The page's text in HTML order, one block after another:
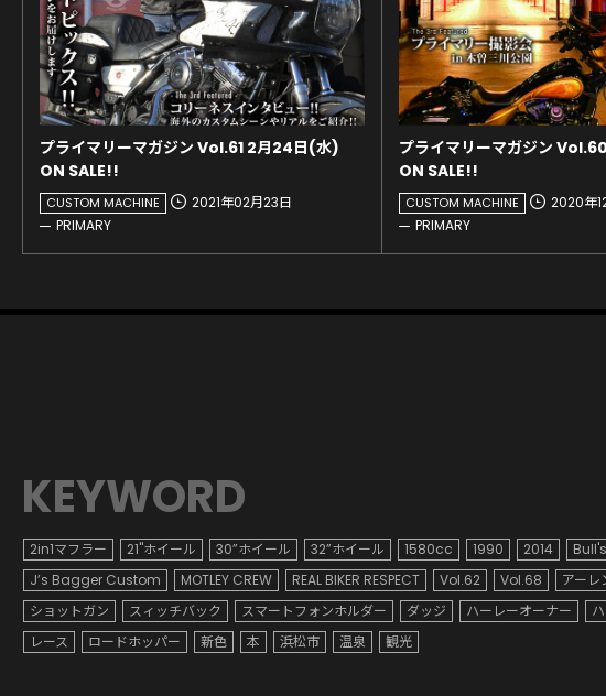
プライマリーマガジン Vol.61 2月24日(水)
ON SALE!!
CUSTOM MACHINE
2021年02月23日
PRIMARY
プライマリーマガジン
ON SALE!!
CUSTOM MACHINE
2020年
PRIMARY
KEYWORD
2in1マフラー 21"ホイール 30”ホイール 32”ホイール 1580cc 1990 2014
J’s Bagger Custom
MOTLEY CREW REAL BIKER RESPECT Vol.62 Vol.68 アーレ
ショットガン
スィッチバック スマートフォンホルダー ダッジ ハーレーオーナー
レース
ロードホッパー 新色 本 浜松市 温泉 観光